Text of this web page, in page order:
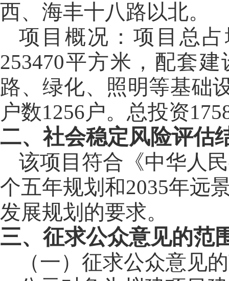
西、海丰十八路以北。
项目概况：项目总
253470平方米，配套
路、绿化、照明等基础
户数1256户。总投资
二、社会稳定风险评估
该项目符合《中华人
个五年规划和2035年远
发展规划的要求。
三、征求公众意见的范
（一）征求公众意见